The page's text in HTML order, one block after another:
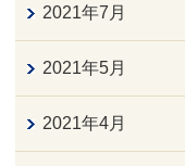
2021年7月
2021年5月
2021年4月